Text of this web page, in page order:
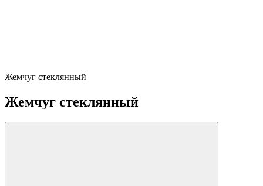
Жемчуг стеклянный
Жемчуг стеклянный